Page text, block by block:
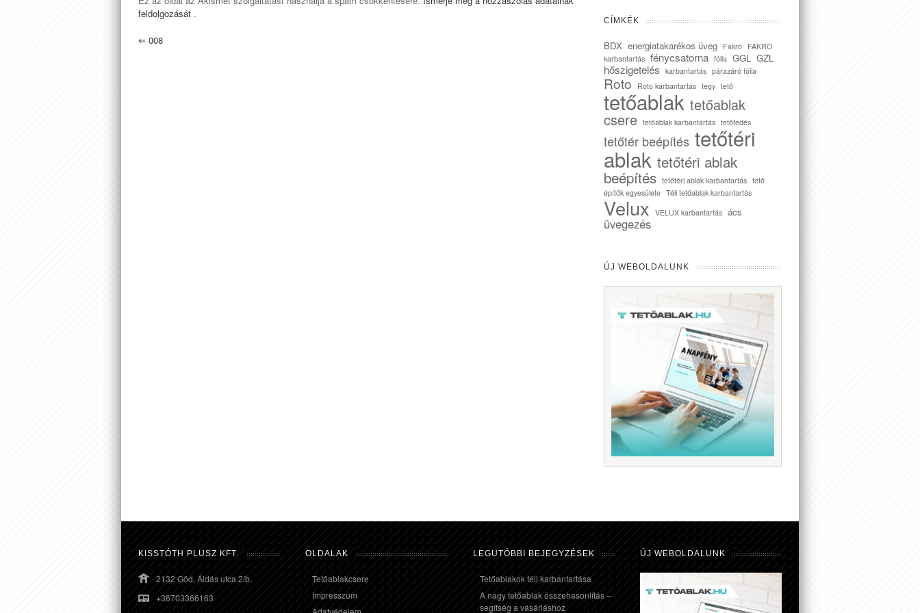
feldolgozását .
⇐ 008
CÍMKÉK
BDX energiatakarékos üveg Fakro FAKRO
karbantartás fénycsatorna fólia GGL GZL
hőszigetelés karbantartás párazáró fólia
Roto Roto karbantartás tegy tető
tetőablak tetőablak
csere tetőablak karbantartás tetőfedés
tetőtér beépítés tetőtéri
ablak tetőtéri ablak
beépítés tetőtéri ablak karbantartás tető
építők egyesülete Téli tetőablak karbantartás
Velux VELUX karbantartás ács
üvegezés
ÚJ WEBOLDALUNK
KISSTÓTH PLUSZ KFT.
2132 Göd, Áldás utca 2/b.
+36703366163
OLDALAK
Tetőablakcsere
Impresszum
LEGUTÓBBI BEJEGYZÉSEK
Tetőablakok téli karbantartása
A nagy tetőablak összehasonlítás –
segítség a vásárláshoz
ÚJ WEBOLDALUNK